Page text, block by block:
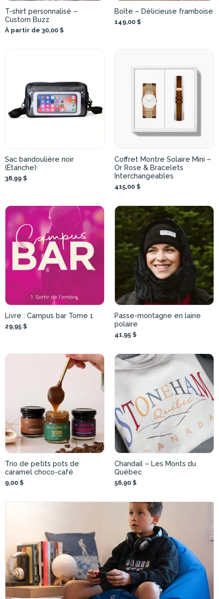
T-shirt personnalisé –
Custom Buzz
À partir de 30,00 $
Boîte – Délicieuse framboise
149,00 $
Sac bandoulière noir
(Étanche)
38,99 $
Coffret Montre Solaire Mini –
Or Rose & Bracelets
Interchangeables
415,00 $
Livre : Campus bar Tome 1
29,95 $
Passe-montagne en laine
polaire
41,95 $
Trio de petits pots de
caramel choco-café
9,00 $
Chandail – Les Monts du
Québec
56,90 $